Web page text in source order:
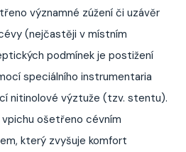
významné zúžení či uzávěr
(nejčastěji v místním
podmínek je postižení
speciálního instrumentaria
nitinolové výztuže (tzv. stentu).
ošetřeno cévním
který zvyšuje komfort